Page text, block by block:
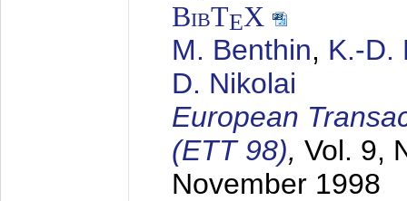
BibTEX
M. Benthin, K.-D.
D. Nikolai
European
(ETT 98), Vol. 9,
November 1998